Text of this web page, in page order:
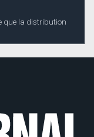
que la distribution